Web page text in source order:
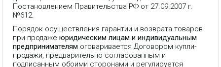
Постановлением Правительства РФ от 27.09.2007 г.
№612.
Порядок осуществления гарантии и возврата товаров
при продаже юридическим лицам и индивидуальным
предпринимателям оговаривается Договором купли-
продажи, предварительно согласованным и
подписанным обоими сторонами и регулируется